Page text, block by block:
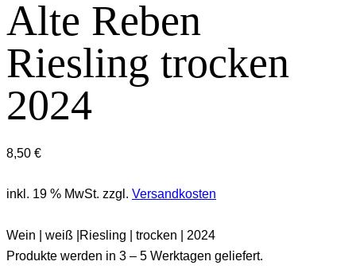
Alte Reben
Riesling trocken
2024
8,50 €
inkl. 19 % MwSt. zzgl. Versandkosten
Wein | weiß |Riesling | trocken | 2024
Produkte werden in 3 – 5 Werktagen geliefert.